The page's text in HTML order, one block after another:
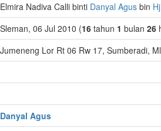
Nadiva Calli binti Danyal Agus bin
06 Jul 2010 (16 tahun 1 bulan 26
Lor Rt 06 Rw 17, Sumberadi,
Danyal Agus